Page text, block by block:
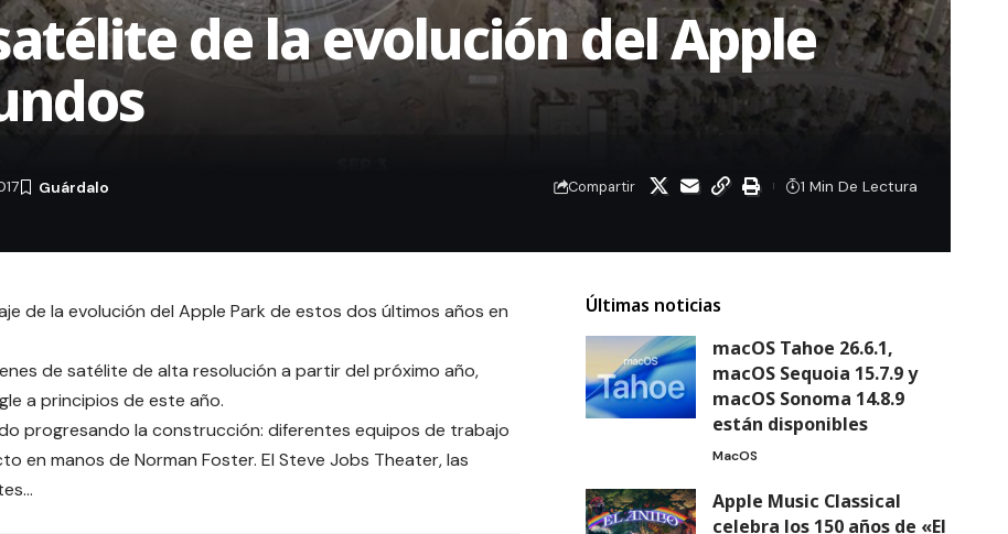
de la evolución del Apple
Compartir 1 Min De Lectura
de la evolución del Apple Park de estos dos últimos años en
de satélite de alta resolución a partir del próximo año,
a principios de este año.
progresando la construcción: diferentes equipos de trabajo
en manos de Norman Foster. El Steve Jobs Theater, las
…
Últimas noticias
macOS Tahoe 26.6.1,
macOS Sequoia 15.7.9 y
macOS Sonoma 14.8.9
están disponibles
MacOS
Apple Music Classical
celebra los 150 años de «El